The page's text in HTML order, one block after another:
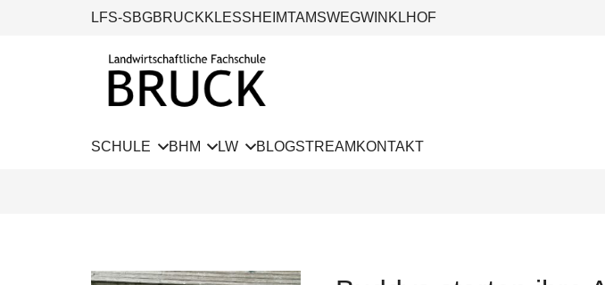
LFS-SBGBRUCKKLESSHEIMTAMSWEGWINKLHOF
SCHULE BHM LW BLOGSTREAM KONTAKT